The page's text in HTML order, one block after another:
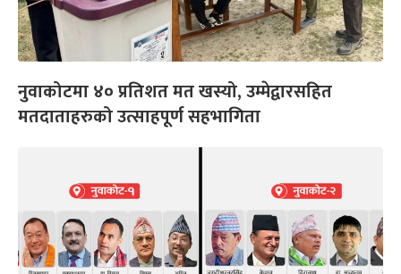
नुवाकोटमा ४० प्रतिशत मत खस्यो, उम्मेद्वारसहित
मतदाताहरुको उत्साहपूर्ण सहभागिता